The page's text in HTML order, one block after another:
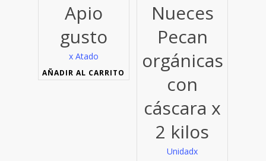
Apio
gusto
x Atado
AÑADIR AL CARRITO
Nueces
Pecan
orgánicas
con
cáscara x
2 kilos
Unidadx